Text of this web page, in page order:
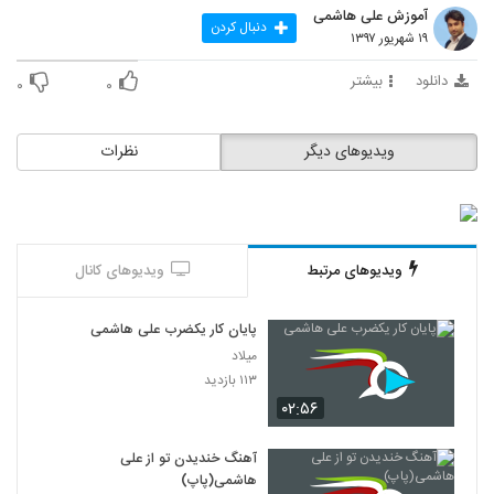
آموزش علی هاشمی
۱۹ شهریور ۱۳۹۷ دنبال کردن
دانلود بیشتر ۰ ۰
نظرات ویدیوهای دیگر
ویدیوهای مرتبط ویدیوهای کانال
۰۲:۵۶
پایان کار یکضرب علی هاشمی
میلاد
۱۱۳ بازدید
آهنگ خندیدن تو از علی
هاشمی(پاپ)